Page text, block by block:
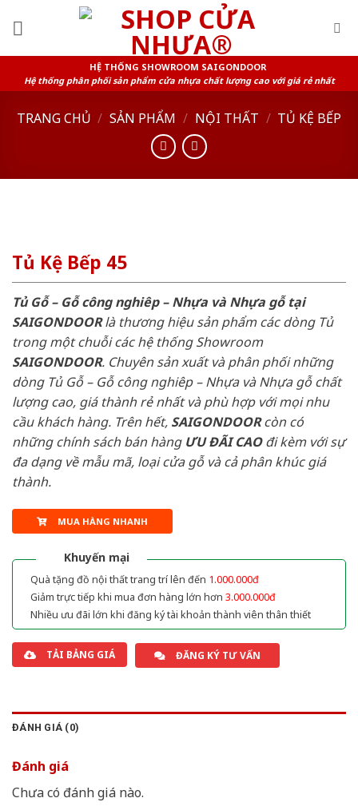
HỆ THỐNG SHOWROOM SAIGONDOOR
Hệ thống phân phối sản phẩm cửa nhựa chất lượng cao với giá rẻ nhất
TRANG CHỦ / SẢN PHẨM / NỘI THẤT / TỦ KỆ BẾP
Tủ Kệ Bếp 45
Tủ Gỗ – Gỗ công nghiêp – Nhựa và Nhựa gỗ tại
SAIGONDOORlà thương hiệu sản phẩm các dòng Tủ
trong một chuỗi các hệ thống Showroom
SAIGONDOOR. Chuyên sản xuất và phân phối những
dòng Tủ Gỗ – Gỗ công nghiêp – Nhựa và Nhựa gỗ chất
lượng cao, giá thành rẻ nhất và phù hợp với mọi nhu
cầu khách hàng. Trên hết, SAIGONDOORcòn có
những chính sách bán hàng ƯU ĐÃI CAOđi kèm với sự
đa dạng về mẫu mã, loại cửa gỗ và cả phân khúc giá
thành.
MUA HÀNG NHANH
Khuyến mại
Quà tặng đồ nội thất trang trí lên đến 1.000.000đ
Giảm trực tiếp khi mua đơn hàng lớn hơn 3.000.000đ
Nhiều ưu đãi lớn khi đăng ký tài khoản thành viên thân thiết
TẢI BẢNG GIÁ ĐĂNG KÝ TƯ VẤN
ĐÁNH GIÁ (0)
Đánh giá
Chưa có đánh giá nào.